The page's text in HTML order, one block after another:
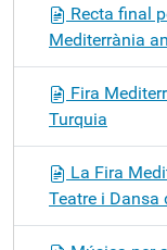
Recta final
Mediterrània
Fira
Turquia
La Fira
Teatre i Dansa